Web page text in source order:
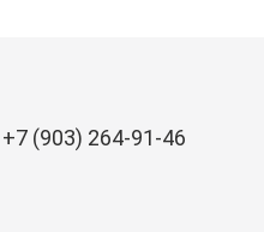
+7 (903) 264-91-46